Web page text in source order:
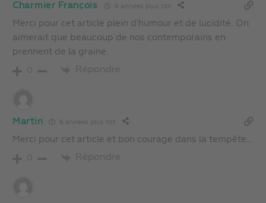
Charmier François 6 années plus tôt
Merci pour cet article plein d’humour et de lucidité. On
aimerait que beaucoup de nos contemporains en
prennent de la graine.
0 Répondre
Martin 6 années plus tôt
Merci pour cet article et bon courage dans la tempête…
0 Répondre